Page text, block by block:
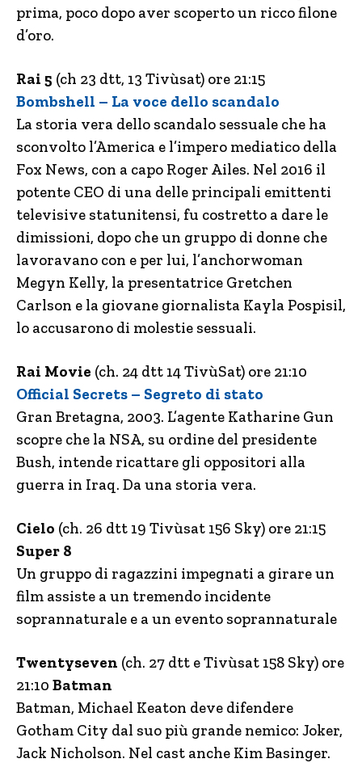
prima, poco dopo aver scoperto un ricco filone
d’oro.
Rai 5 (ch 23 dtt, 13 Tivùsat) ore 21:15
Bombshell – La voce dello scandalo
La storia vera dello scandalo sessuale che ha
sconvolto l’America e l’impero mediatico della
Fox News, con a capo Roger Ailes. Nel 2016 il
potente CEO di una delle principali emittenti
televisive statunitensi, fu costretto a dare le
dimissioni, dopo che un gruppo di donne che
lavoravano con e per lui, l’anchorwoman
Megyn Kelly, la presentatrice Gretchen
Carlson e la giovane giornalista Kayla Pospisil,
lo accusarono di molestie sessuali.
Rai Movie (ch. 24 dtt 14 TivùSat) ore 21:10
Official Secrets – Segreto di stato
Gran Bretagna, 2003. L’agente Katharine Gun
scopre che la NSA, su ordine del presidente
Bush, intende ricattare gli oppositori alla
guerra in Iraq. Da una storia vera.
Cielo (ch. 26 dtt 19 Tivùsat 156 Sky) ore 21:15
Super 8
Un gruppo di ragazzini impegnati a girare un
film assiste a un tremendo incidente
soprannaturale e a un evento soprannaturale
Twentyseven (ch. 27 dtt e Tivùsat 158 Sky) ore
21:10 Batman
Batman, Michael Keaton deve difendere
Gotham City dal suo più grande nemico: Joker,
Jack Nicholson. Nel cast anche Kim Basinger.